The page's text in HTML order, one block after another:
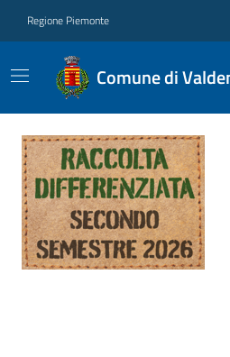
Regione Piemonte
Comune di
Ultime notizie